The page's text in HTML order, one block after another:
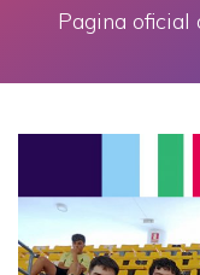
Pagina oficial